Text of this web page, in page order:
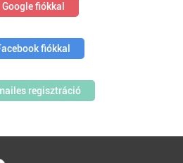
Google fiókkal
fiókkal
regisztráció